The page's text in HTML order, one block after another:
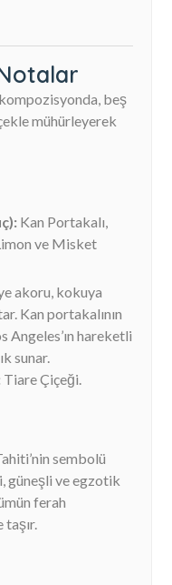
beş
mühürleyerek
Kan Portakalı,
ve Misket
akoru, kokuya
Kan portakalının
Angeles’ın hareketli
sunar.
Tiare Çiçeği.
sembolü
güneşli ve egzotik
ferah